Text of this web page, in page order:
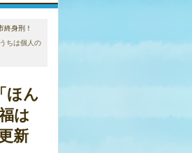
終身刑！
ちは個人の
ほん
は
新